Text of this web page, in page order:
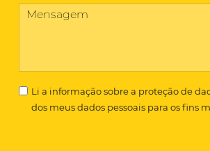
Li a informação sobre a proteção de
dos meus dados pessoais para os fins